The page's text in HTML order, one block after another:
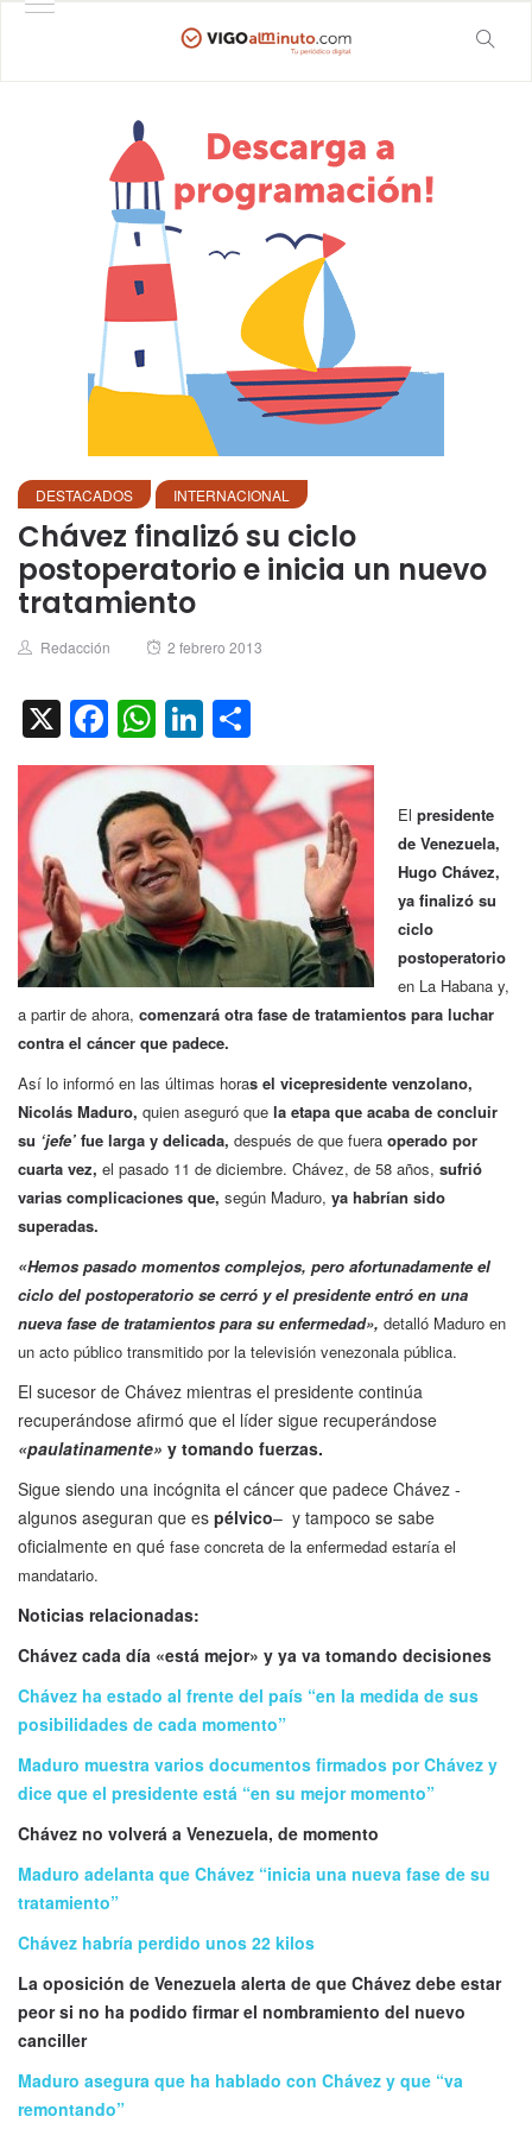
DESTACADOS INTERNACIONAL
Chávez finalizó su ciclo
postoperatorio e inicia un nuevo
tratamiento
Author
Redacción
Posted
2 febrero 2013
X Facebook
WhatsApp
LinkedIn
El presidente
de Venezuela,
Hugo Chávez,
ya finalizó su
ciclo
postoperatorio
en La Habana y,
a partir de ahora, comenzará otra fase de tratamientos para luchar
contra el cáncer que padece.
Así lo informó en las últimas horas el vicepresidente venzolano,
Nicolás Maduro, quien aseguró que la etapa que acaba de concluir
su ‘jefe’ fue larga y delicada, después de que fuera operado por
cuarta vez, el pasado 11 de diciembre. Chávez, de 58 años, sufrió
varias complicaciones que, según Maduro, ya habrían sido
superadas.
«Hemos pasado momentos complejos, pero afortunadamente el
ciclo del postoperatorio se cerró y el presidente entró en una
nueva fase de tratamientos para su enfermedad», detalló Maduro en
un acto público transmitido por la televisión venezonala pública.
El sucesor de Chávez mientras el presidente continúa
recuperándose afirmó que el líder sigue recuperándose
«paulatinamente» y tomando fuerzas.
Sigue siendo una incógnita el cáncer que padece Chávez -
algunos aseguran que es pélvico– y tampoco se sabe
oficialmente en qué fase concreta de la enfermedad estaría el
mandatario.
Noticias relacionadas:
Chávez cada día «está mejor» y ya va tomando decisiones
Chávez ha estado al frente del país “en la medida de sus
posibilidades de cada momento”
Maduro muestra varios documentos firmados por Chávez y
dice que el presidente está “en su mejor momento”
Chávez no volverá a Venezuela, de momento
Maduro adelanta que Chávez “inicia una nueva fase de su
tratamiento”
Chávez habría perdido unos 22 kilos
La oposición de Venezuela alerta de que Chávez debe estar
peor si no ha podido firmar el nombramiento del nuevo
canciller
Maduro asegura que ha hablado con Chávez y que “va
remontando”